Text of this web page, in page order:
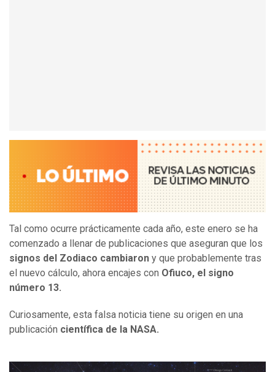
Tal como ocurre prácticamente cada año, este enero se ha
comenzado a llenar de publicaciones que aseguran que los
signos del Zodiaco cambiaron y que probablemente tras
el nuevo cálculo, ahora encajes con Ofiuco, el signo
número 13.
Curiosamente, esta falsa noticia tiene su origen en una
publicación científica de la NASA.